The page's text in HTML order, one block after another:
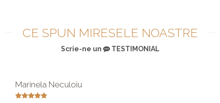
CE SPUN MIRESELE NOASTRE
Scrie-ne un TESTIMONIAL
Marinela Neculoiu